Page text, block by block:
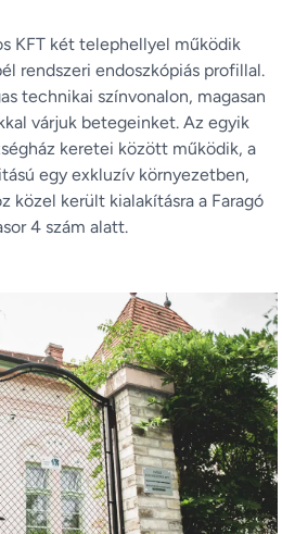
KFT két telephellyel működik
rendszeri endoszkópiás profillal.
technikai színvonalon, magasan
várjuk betegeinket. Az egyik
keretei között működik, a
egy exkluzív környezetben,
közel került kialakításra a Faragó
4 szám alatt.